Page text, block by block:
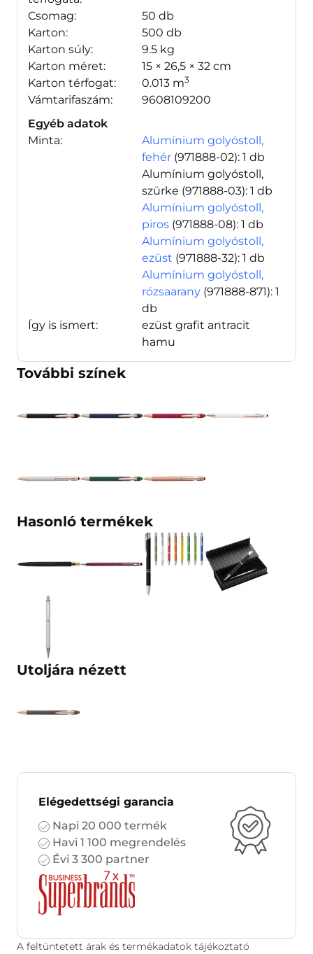
Csomag:
50 db
Karton:
500 db
Karton súly:
9.5 kg
Karton méret:
15 × 26,5 × 32 cm
Karton térfogat:
0.013 m3
Vámtarifaszám:
9608109200
Egyéb adatok
Minta:
Alumínium golyóstoll,
fehér (971888-02): 1 db
Alumínium golyóstoll,
szürke (971888-03): 1 db
Alumínium golyóstoll,
piros (971888-08): 1 db
Alumínium golyóstoll,
ezüst (971888-32): 1 db
Alumínium golyóstoll,
rózsaarany (971888-871): 1
db
Így is ismert:
ezüst grafit antracit
hamu
További színek
Hasonló termékek
Utoljára nézett
Elégedettségi garancia
Napi 20 000 termék
Havi 1 100 megrendelés
Évi 3 300 partner
A feltüntetett árak és termékadatok tájékoztató